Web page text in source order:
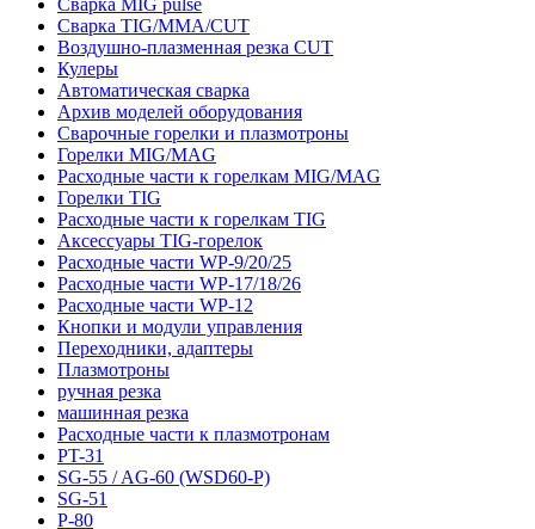
Сварка MIG pulse
Сварка TIG/MMA/CUT
Воздушно-плазменная резка CUT
Кулеры
Автоматическая сварка
Архив моделей оборудования
Сварочные горелки и плазмотроны
Горелки MIG/MAG
Расходные части к горелкам MIG/MAG
Горелки TIG
Расходные части к горелкам TIG
Аксессуары TIG-горелок
Расходные части WP-9/20/25
Расходные части WP-17/18/26
Расходные части WP-12
Кнопки и модули управления
Переходники, адаптеры
Плазмотроны
ручная резка
машинная резка
Расходные части к плазмотронам
PT-31
SG-55 / AG-60 (WSD60-P)
SG-51
P-80